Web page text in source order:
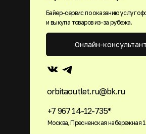
Байер-сервис по оказанию услуг
и выкупа товаров из-за рубежа.
+7 967 14-12-735*
Москва, Пресненская набережная
orbitaoutlet.ru@bk.ru
Онлайн-консультант